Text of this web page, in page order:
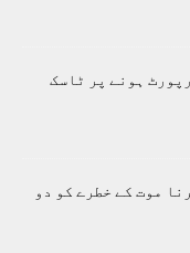
ہونے پر ٹاسک
موت کے خطرے کو دو